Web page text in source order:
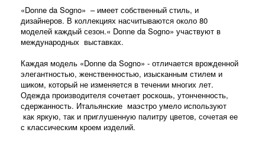
«Donne da Sogno» – имеет собственный стиль, и
дизайнеров. В коллекциях насчитываются около 80
моделей каждый сезон.« Donne da Sogno» участвуют в
международных выставках.
Каждая модель «Donne da Sogno» - отличается врожденной
элегантностью, женственностью, изысканным стилем и
шиком, который не изменяется в течении многих лет.
Одежда производителя сочетает роскошь, утонченность,
сдержанность. Итальянские маэстро умело используют
как яркую, так и приглушенную палитру цветов, сочетая ее
с классическим кроем изделий.